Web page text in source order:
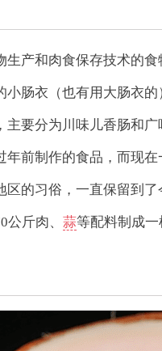
生产和肉食保存技术的
小肠衣（也有用大肠衣
要分为川味儿香肠和
前制作的食品，而现
的习俗，一直保留到
斤肉、 蒜等配料制成一